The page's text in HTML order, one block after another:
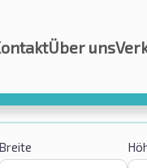
Über uns
Breite